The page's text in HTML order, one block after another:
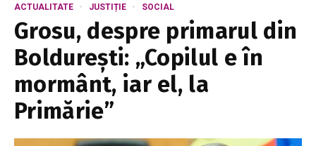
ACTUALITATE JUSTIȚIE SOCIAL
Grosu, despre primarul din
Boldurești: „Copilul e în
mormânt, iar el, la
Primărie”